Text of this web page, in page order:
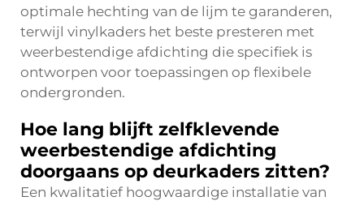
optimale hechting van de lijm te garanderen,
terwijl vinylkaders het beste presteren met
weerbestendige afdichting die specifiek is
ontworpen voor toepassingen op flexibele
ondergronden.
Hoe lang blijft zelfklevende
weerbestendige afdichting
doorgaans op deurkaders zitten?
Een kwalitatief hoogwaardige installatie van